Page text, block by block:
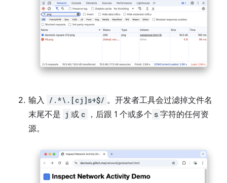
输入 /.*\.[cj]s+$/ 。开发者工具会过滤掉文件名
末尾不是 j 或 c ，后跟 1 个或多个 s 字符的任何资
源。